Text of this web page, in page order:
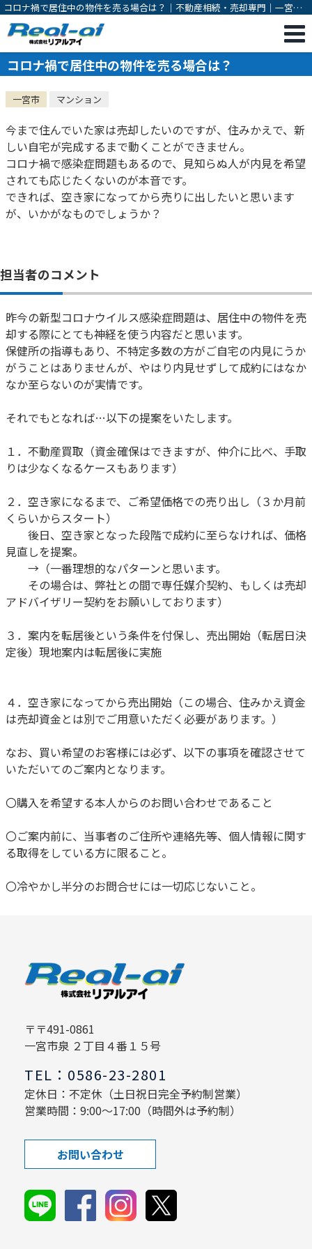
コロナ禍で居住中の物件を売る場合は？｜不動産相続・売却専門｜一宮市
の不動産売却・購入・相続対策・有効活用のご相談は株式会社リアルアイ
コロナ禍で居住中の物件を売る場合は？
一宮市 マンション
今まで住んでいた家は売却したいのですが、住みかえで、新
しい自宅が完成するまで動くことができません。
コロナ禍で感染症問題もあるので、見知らぬ人が内見を希望
されても応じたくないのが本音です。
できれば、空き家になってから売りに出したいと思います
が、いかがなものでしょうか？
担当者のコメント
昨今の新型コロナウイルス感染症問題は、居住中の物件を売
却する際にとても神経を使う内容だと思います。
保健所の指導もあり、不特定多数の方がご自宅の内見にうか
がうことはありませんが、やはり内見せずして成約にはなか
なか至らないのが実情です。
それでもとなれば…以下の提案をいたします。
１．不動産買取（資金確保はできますが、仲介に比べ、手取
りは少なくなるケースもあります）
２．空き家になるまで、ご希望価格での売り出し（３か月前
くらいからスタート）
後日、空き家となった段階で成約に至らなければ、価格
見直しを提案。
→（一番理想的なパターンと思います。
その場合は、弊社との間で専任媒介契約、もしくは売却
アドバイザリー契約をお願いしております）
３．案内を転居後という条件を付保し、売出開始（転居日決
定後）現地案内は転居後に実施
４．空き家になってから売出開始（この場合、住みかえ資金
は売却資金とは別でご用意いただく必要があります。）
なお、買い希望のお客様には必ず、以下の事項を確認させて
いただいてのご案内となります。
〇購入を希望する本人からのお問い合わせであること
〇ご案内前に、当事者のご住所や連絡先等、個人情報に関す
る取得をしている方に限ること。
〇冷やかし半分のお問合せには一切応じないこと。
〒〒491-0861
一宮市泉 ２丁目４番１５号
TEL：0586-23-2801
定休日：不定休（土日祝日完全予約制営業）
営業時間：9:00～17:00（時間外は予約制）
お問い合わせ